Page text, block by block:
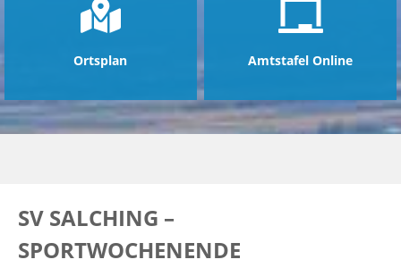
Ortsplan Amtstafel Online
SV SALCHING –
SPORTWOCHENENDE